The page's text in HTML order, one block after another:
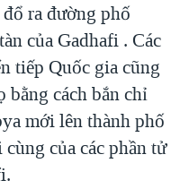
ra đường phố
của Gadhafi . Các
tiếp Quốc gia cũng
cách bắn chỉ
mới lên thành phố
của các phần tử